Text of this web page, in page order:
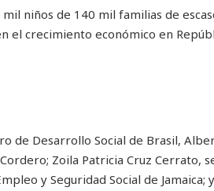
niños de 140 mil familias de
el crecimiento económico en
de Desarrollo Social de Brasil,
Zoila Patricia Cruz Cerrato,
y Seguridad Social de Jamaica;